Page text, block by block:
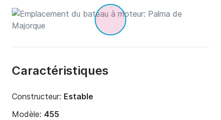
Caractéristiques
Constructeur: Estable
Modèle: 455